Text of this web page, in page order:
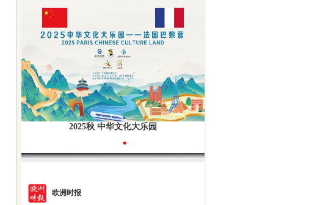
2025秋 中华文化大乐园
•
欧洲时报